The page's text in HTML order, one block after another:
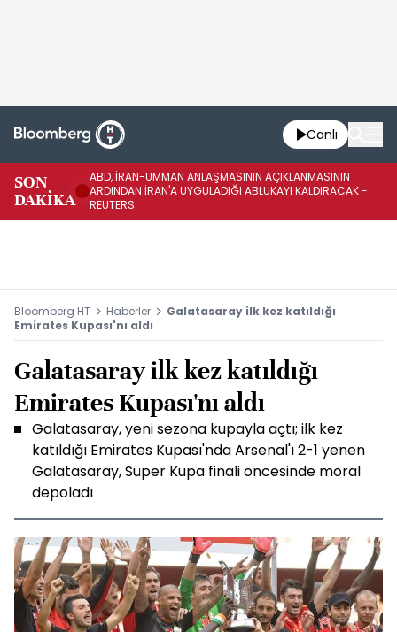
Canlı
SON
DAKİKA
ABD, İRAN-UMMAN ANLAŞMASININ AÇIKLANMASININ
ARDINDAN İRAN'A UYGULADIĞI ABLUKAYI KALDIRACAK -
REUTERS
Bloomberg HT Haberler
Galatasaray ilk kez katıldığı
Emirates Kupası'nı aldı
Galatasaray ilk kez katıldığı
Emirates Kupası'nı aldı
Galatasaray, yeni sezona kupayla açtı; ilk kez
katıldığı Emirates Kupası'nda Arsenal'ı 2-1 yenen
Galatasaray, Süper Kupa finali öncesinde moral
depoladı